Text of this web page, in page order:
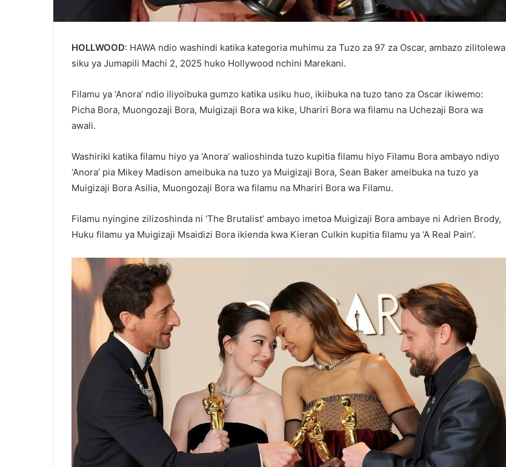
HOLLWOOD: HAWA ndio washindi katika kategoria muhimu za Tuzo za 97 za Oscar, ambazo zilitolewa
siku ya Jumapili Machi 2, 2025 huko Hollywood nchini Marekani.
Filamu ya ‘Anora’ ndio iliyoibuka gumzo katika usiku huo, ikiibuka na tuzo tano za Oscar ikiwemo:
Picha Bora, Muongozaji Bora, Muigizaji Bora wa kike, Uhariri Bora wa filamu na Uchezaji Bora wa
awali.
Washiriki katika filamu hiyo ya ‘Anora’ walioshinda tuzo kupitia filamu hiyo Filamu Bora ambayo ndiyo
‘Anora’ pia Mikey Madison ameibuka na tuzo ya Muigizaji Bora, Sean Baker ameibuka na tuzo ya
Muigizaji Bora Asilia, Muongozaji Bora wa filamu na Mhariri Bora wa Filamu.
Filamu nyingine zilizoshinda ni ‘The Brutalist’ ambayo imetoa Muigizaji Bora ambaye ni Adrien Brody,
Huku filamu ya Muigizaji Msaidizi Bora ikienda kwa Kieran Culkin kupitia filamu ya ‘A Real Pain’.